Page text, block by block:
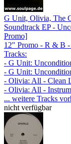
G Unit, Olivia, The
Soundtrack EP -
Promo]
12" Promo - R & B
Tracks:
- G Unit:
- G Unit:
- Olivia: All - Clean
- Olivia: All -
... weitere Tracks
nicht verfügbar